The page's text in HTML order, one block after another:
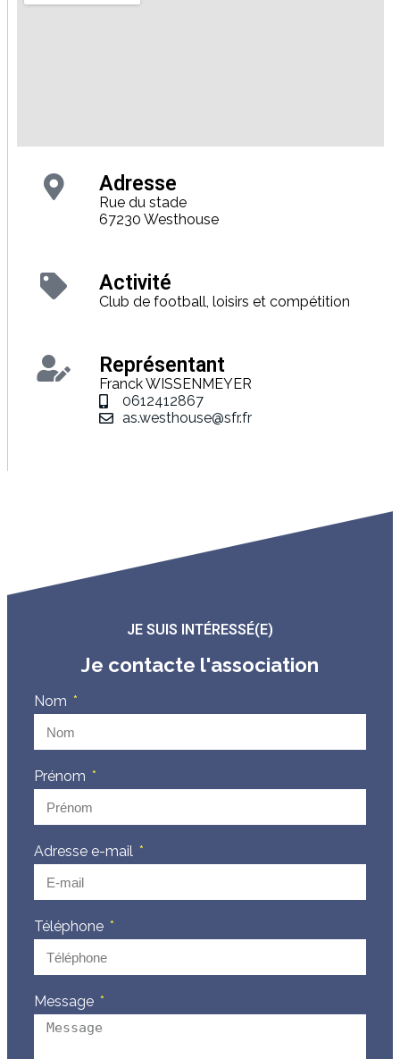
Adresse
Rue du stade
67230 Westhouse
Activité
Club de football, loisirs et compétition
Représentant
Franck WISSENMEYER
0612412867
as.westhouse@sfr.fr
JE SUIS INTÉRESSÉ(E)
Je contacte l'association
Nom
Prénom
Adresse e-mail
Téléphone
Message